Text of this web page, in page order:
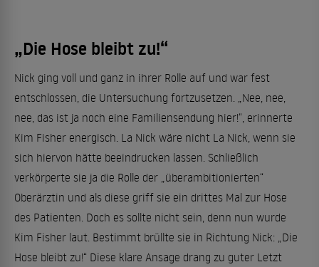
„Die Hose bleibt zu!“
Nick ging voll und ganz in ihrer Rolle auf und war fest
entschlossen, die Untersuchung fortzusetzen. „Nee, nee,
nee, das ist ja noch eine Familiensendung hier!“, erinnerte
Kim Fisher energisch. La Nick wäre nicht La Nick, wenn sie
sich hiervon hätte beeindrucken lassen. Schließlich
verkörperte sie ja die Rolle der „überambitionierten“
Oberärztin und als diese griff sie ein drittes Mal zur Hose
des Patienten. Doch es sollte nicht sein, denn nun wurde
Kim Fisher laut. Bestimmt brüllte sie in Richtung Nick: „Die
Hose bleibt zu!“ Diese klare Ansage drang zu guter Letzt